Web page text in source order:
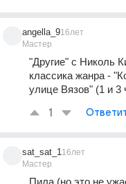
angella_9
Мастер
16лет
"Другие" с Николь
классика жанра -
улице Вязов" (1 и 3
1
sat_sat_1
Мастер
16лет
Пила (но это не